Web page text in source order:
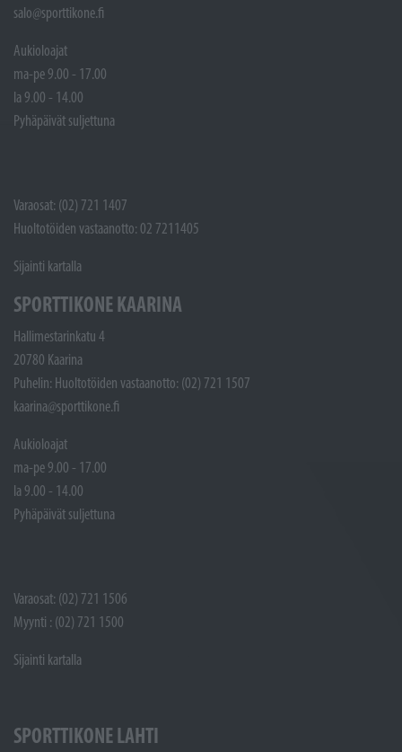
salo@sporttikone.fi
Aukioloajat
ma-pe 9.00 - 17.00
la 9.00 - 14.00
Pyhäpäivät suljettuna
Varaosat: (02) 721 1407
Huoltotöiden vastaanotto: 02 7211405
Sijainti kartalla
SPORTTIKONE KAARINA
Hallimestarinkatu 4
20780 Kaarina
Puhelin: Huoltotöiden vastaanotto: (02) 721 1507
kaarina@sporttikone.fi
Aukioloajat
ma-pe 9.00 - 17.00
la 9.00 - 14.00
Pyhäpäivät suljettuna
Varaosat: (02) 721 1506
Myynti : (02) 721 1500
Sijainti kartalla
SPORTTIKONE LAHTI